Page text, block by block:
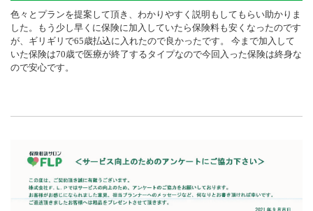
色々とプランを提案して頂き、わかりやすく説明もしてもらい助かりま
した。もう少し早くに保険に加入していたら保険料も安くなったのです
が、ギリギリで65歳払込に入れたので良かったです。 今まで加入して
いた保険は70歳で医療が終了するタイプなので今回入った保険は終身な
ので安心です。